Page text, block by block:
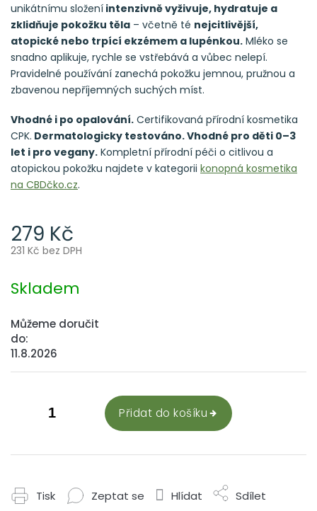
279 Kč
231 Kč bez DPH
cena:
Skladem
Můžeme doručit
do:
11.8.2026
Přidat do košíku
unikátnímu složení intenzivně vyživuje, hydratuje a
zklidňuje pokožku těla – včetně té nejcitlivější,
atopické nebo trpící ekzémem a lupénkou. Mléko se
snadno aplikuje, rychle se vstřebává a vůbec nelepí.
Pravidelné používání zanechá pokožku jemnou, pružnou a
zbavenou nepříjemných suchých míst.
Vhodné i po opalování. Certifikovaná přírodní kosmetika
CPK. Dermatologicky testováno. Vhodné pro děti 0–3
let i pro vegany. Kompletní přírodní péči o citlivou a
atopickou pokožku najdete v kategorii konopná kosmetika
na CBDčko.cz.
Tisk Zeptat se Hlídat Sdílet